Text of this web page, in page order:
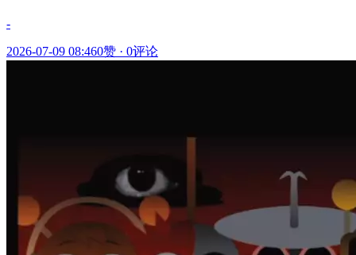
-
2026-07-09 08:460赞 · 0评论